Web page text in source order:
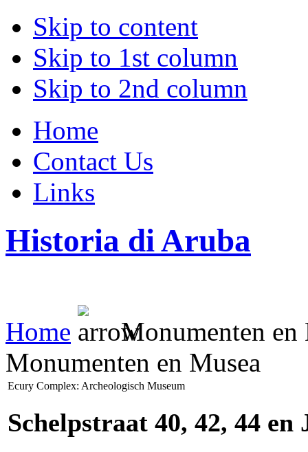
Skip to content
Skip to 1st column
Skip to 2nd column
Home
Contact Us
Links
Historia di Aruba
Home
Monumenten en
Monumenten en Musea
Ecury Complex: Archeologisch Museum
Schelpstraat 40, 42, 44